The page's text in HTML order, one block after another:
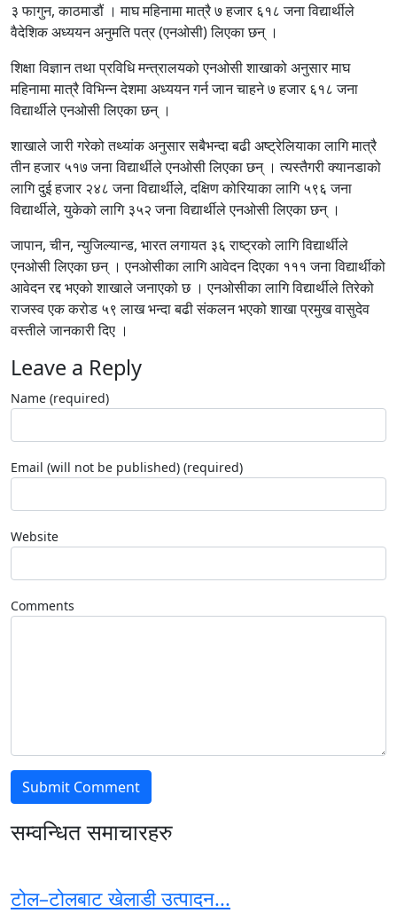
३ फागुन, काठमाडौं । माघ महिनामा मात्रै ७ हजार ६१८ जना विद्यार्थीले
वैदेशिक अध्ययन अनुमति पत्र (एनओसी) लिएका छन् ।
शिक्षा विज्ञान तथा प्रविधि मन्त्रालयको एनओसी शाखाको अनुसार माघ
महिनामा मात्रै विभिन्न देशमा अध्ययन गर्न जान चाहने ७ हजार ६१८ जना
विद्यार्थीले एनओसी लिएका छन् ।
शाखाले जारी गरेको तथ्यांक अनुसार सबैभन्दा बढी अष्ट्रेलियाका लागि मात्रै
तीन हजार ५१७ जना विद्यार्थीले एनओसी लिएका छन् । त्यस्तैगरी क्यानडाको
लागि दुई हजार २४८ जना विद्यार्थीले, दक्षिण कोरियाका लागि ५९६ जना
विद्यार्थीले, युकेको लागि ३५२ जना विद्यार्थीले एनओसी लिएका छन् ।
जापान, चीन, न्युजिल्यान्ड, भारत लगायत ३६ राष्ट्रको लागि विद्यार्थीले
एनओसी लिएका छन् । एनओसीका लागि आवेदन दिएका १११ जना विद्यार्थीको
आवेदन रद्द भएको शाखाले जनाएको छ । एनओसीका लागि विद्यार्थीले तिरेको
राजस्व एक करोड ५९ लाख भन्दा बढी संकलन भएको शाखा प्रमुख वासुदेव
वस्तीले जानकारी दिए ।
Leave a Reply
Name (required)
Email (will not be published) (required)
Website
Comments
सम्वन्धित समाचारहरु
टोल–टोलबाट खेलाडी उत्पादन...